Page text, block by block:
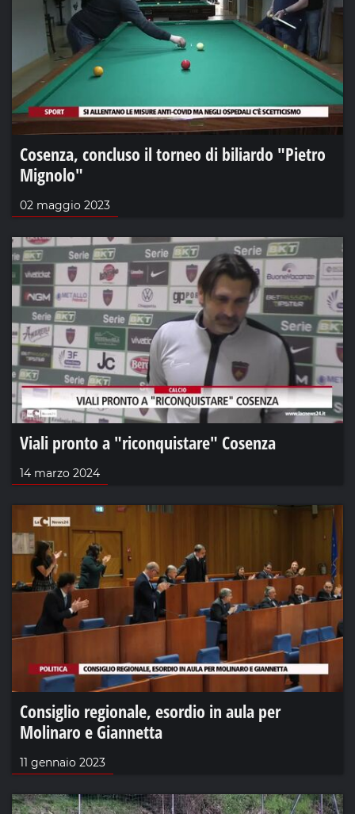
Cosenza, concluso il torneo di biliardo "Pietro
Mignolo"
02 maggio 2023
Viali pronto a "riconquistare" Cosenza
14 marzo 2024
Consiglio regionale, esordio in aula per
Molinaro e Giannetta
11 gennaio 2023